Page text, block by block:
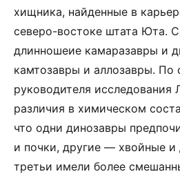
хищника, найденные в
северо-востоке штата Юта.
длинношеие камаразавры и
камтозавры и аллозавры. По
руководителя исследования
различия в химическом
что одни динозавры
и почки, другие — хвойные и
третьи имели более